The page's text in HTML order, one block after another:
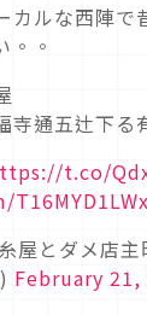
カルな西陣で
。。
寺通五辻下る
t.co/
屋とダメ店主
February 21,